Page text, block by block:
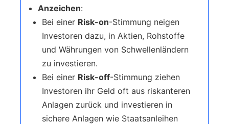
Anzeichen:
Bei einer Risk-on-Stimmung neigen
Investoren dazu, in Aktien, Rohstoffe
und Währungen von Schwellenländern
zu investieren.
Bei einer Risk-off-Stimmung ziehen
Investoren ihr Geld oft aus riskanteren
Anlagen zurück und investieren in
sichere Anlagen wie Staatsanleihen